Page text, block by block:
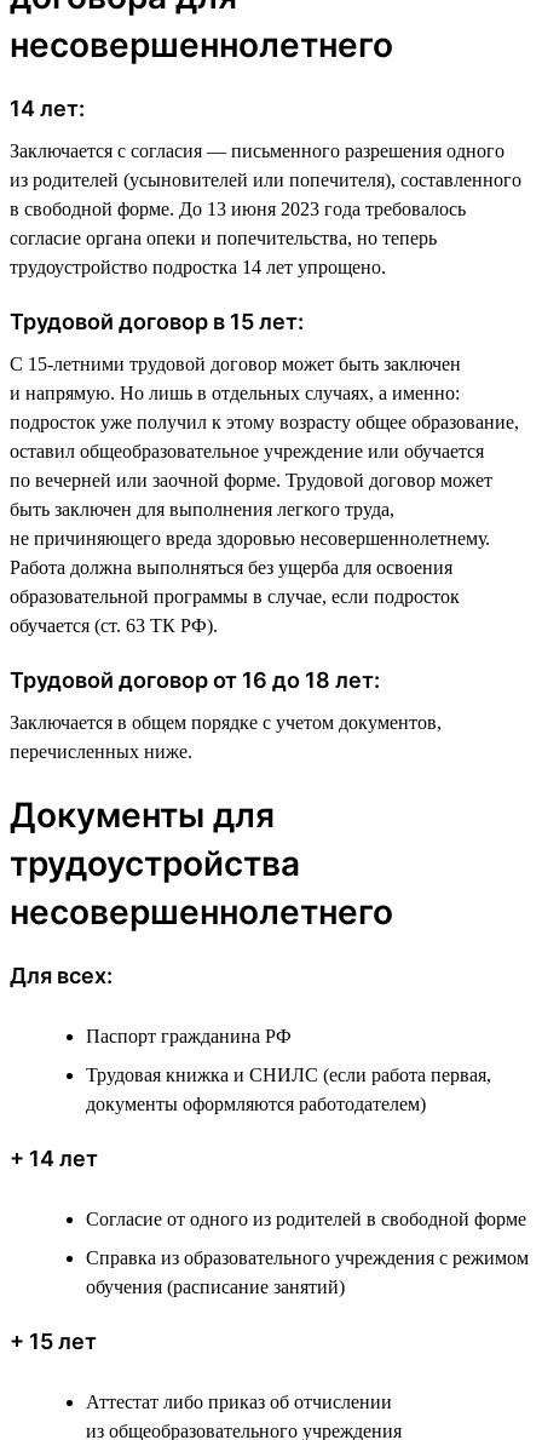
несовершеннолетнего
14 лет:
Заключается с согласия — письменного разрешения одного
из родителей (усыновителей или попечителя), составленного
в свободной форме. До 13 июня 2023 года требовалось
согласие органа опеки и попечительства, но теперь
трудоустройство подростка 14 лет упрощено.
Трудовой договор в 15 лет:
С 15-летними трудовой договор может быть заключен
и напрямую. Но лишь в отдельных случаях, а именно:
подросток уже получил к этому возрасту общее образование,
оставил общеобразовательное учреждение или обучается
по вечерней или заочной форме. Трудовой договор может
быть заключен для выполнения легкого труда,
не причиняющего вреда здоровью несовершеннолетнему.
Работа должна выполняться без ущерба для освоения
образовательной программы в случае, если подросток
обучается (ст. 63 ТК РФ).
Трудовой договор от 16 до 18 лет:
Заключается в общем порядке с учетом документов,
перечисленных ниже.
Документы для
трудоустройства
несовершеннолетнего
Для всех:
Паспорт гражданина РФ
Трудовая книжка и СНИЛС (если работа первая,
документы оформляются работодателем)
+ 14 лет
Согласие от одного из родителей в свободной форме
Справка из образовательного учреждения с режимом
обучения (расписание занятий)
+ 15 лет
Аттестат либо приказ об отчислении
из общеобразовательного учреждения